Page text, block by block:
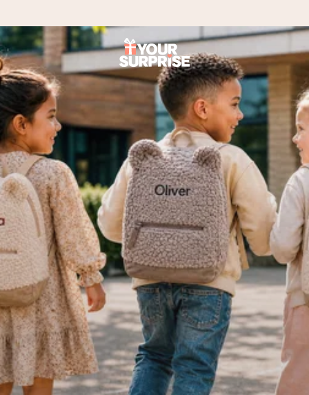
Heute bestellt, in 1 Werktag verschickt
Wir bereiten dein Geschenk sorgfältig vor und schicken es
blitzschnell – damit du es genau zum richtigen Zeitpunkt
überreichen kannst, wenn es am meisten zählt.
4,8 (basierend auf +15.000 Bewertungen)
Unsere Geschenke begeistern. Kunden bewerten uns mit
4,8 bei Google Reviews (Gesamtergebnis aller Länder, in
die wir versenden).
+49 39292 929695
Montag - Freitag : 8:30 - 17:00 Uhr
Samstag - Sonntag : 8:30 - 13:00 Uhr